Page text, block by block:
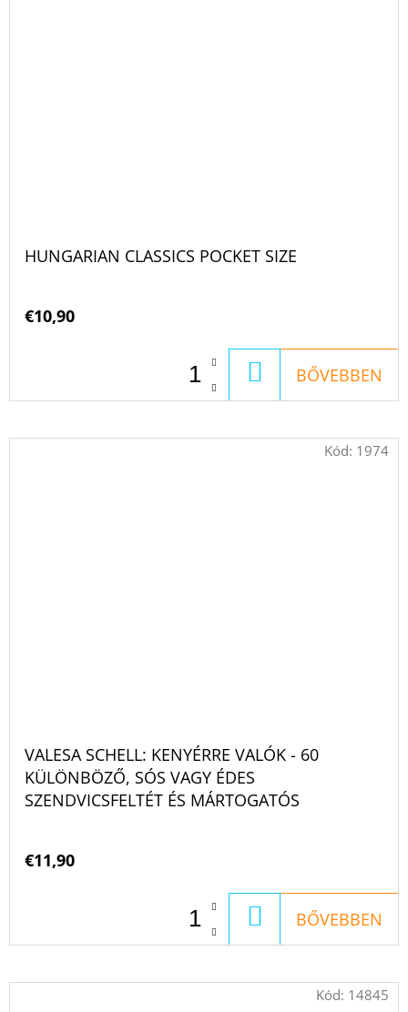
HUNGARIAN CLASSICS POCKET SIZE
€10,90
KOSÁRBA
BŐVEBBEN
VALESA SCHELL: KENYÉRRE VALÓK - 60
KÜLÖNBÖZŐ, SÓS VAGY ÉDES
SZENDVICSFELTÉT ÉS MÁRTOGATÓS
€11,90
KOSÁRBA
BŐVEBBEN
Kód: 1974
Kód: 14845